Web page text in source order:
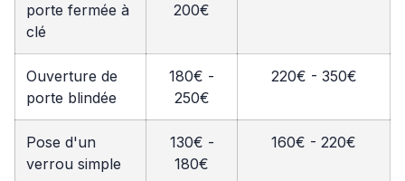
porte fermée à
clé
200€
Ouverture de
porte blindée
180€ -
250€
220€ - 350€
Pose d'un
verrou simple
130€ -
180€
160€ - 220€